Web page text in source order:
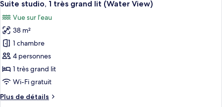
(2
Room,
Water
View)
très
lit
(2
Room,
Water
View)
toutes
les
photos
pour
ce
type
de
chambre :
Suite
Suite studio, 1 très grand lit (Water View)
Vue sur l’eau
38 m²
1 chambre
4 personnes
1 très grand lit
Wi-Fi gratuit
Plus de détails
Plus